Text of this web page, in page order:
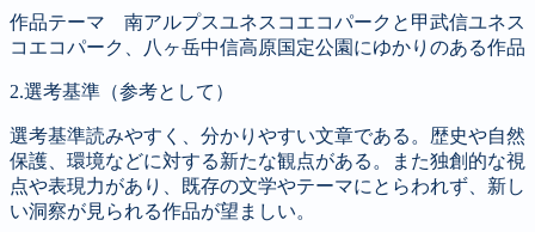
作品テーマ 南アルプスユネスコエコパークと甲武信ユネス
コエコパーク、八ヶ岳中信高原国定公園にゆかりのある作品
2.選考基準（参考として）
選考基準読みやすく、分かりやすい文章である。歴史や自然
保護、環境などに対する新たな観点がある。また独創的な視
点や表現力があり、既存の文学やテーマにとらわれず、新し
い洞察が見られる作品が望ましい。